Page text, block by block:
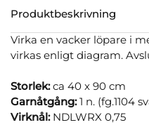
Produktbeskrivning
Virka en vacker löpare i
virkas enligt diagram.
Storlek:ca 40 x 90 cm
Garnåtgång:1 n. (fg.1104
Virknål:NDLWRX 0,75